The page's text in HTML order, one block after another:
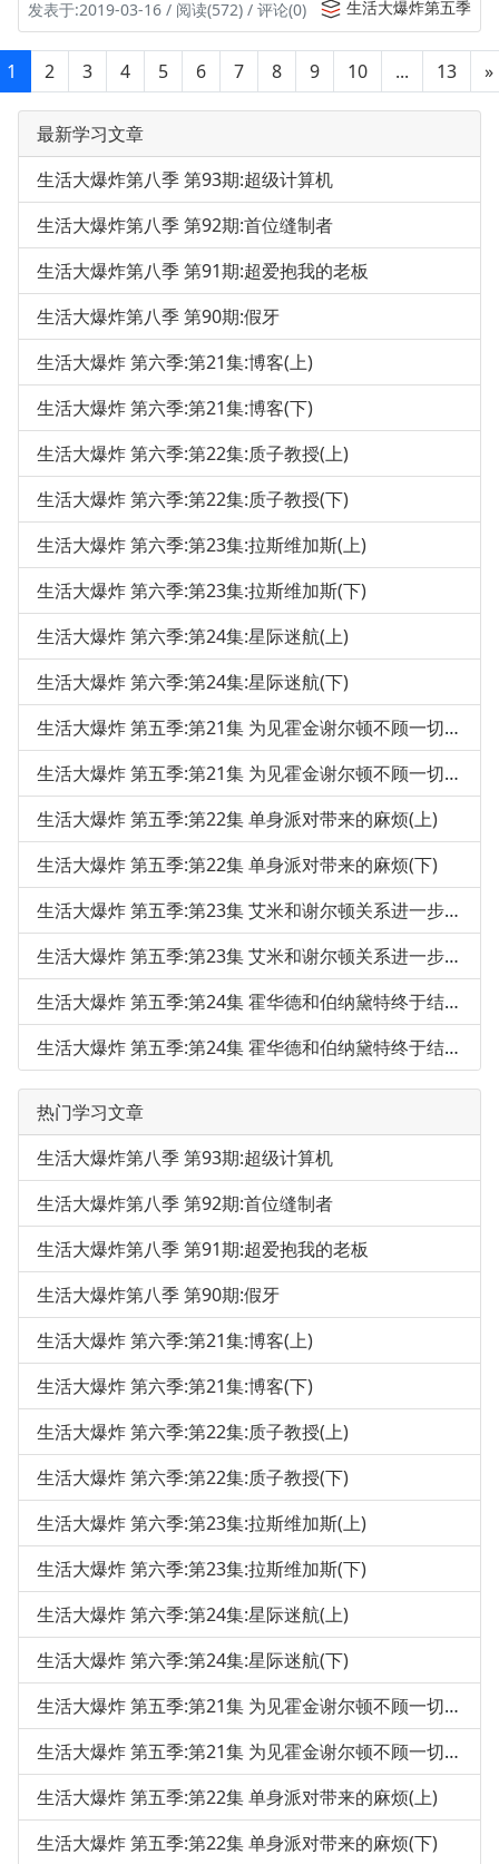
发表于:2019-03-16 / 阅读(572) / 评论(0) 生活大爆炸第五季
1 2 3 4 5 6 7 8 9 10 ... 13 »
最新学习文章
生活大爆炸第八季 第93期:超级计算机
生活大爆炸第八季 第92期:首位缝制者
生活大爆炸第八季 第91期:超爱抱我的老板
生活大爆炸第八季 第90期:假牙
生活大爆炸 第六季:第21集:博客(上)
生活大爆炸 第六季:第21集:博客(下)
生活大爆炸 第六季:第22集:质子教授(上)
生活大爆炸 第六季:第22集:质子教授(下)
生活大爆炸 第六季:第23集:拉斯维加斯(上)
生活大爆炸 第六季:第23集:拉斯维加斯(下)
生活大爆炸 第六季:第24集:星际迷航(上)
生活大爆炸 第六季:第24集:星际迷航(下)
生活大爆炸 第五季:第21集 为见霍金谢尔顿不顾一切(上)
生活大爆炸 第五季:第21集 为见霍金谢尔顿不顾一切(下)
生活大爆炸 第五季:第22集 单身派对带来的麻烦(上)
生活大爆炸 第五季:第22集 单身派对带来的麻烦(下)
生活大爆炸 第五季:第23集 艾米和谢尔顿关系进一步发展(上)
生活大爆炸 第五季:第23集 艾米和谢尔顿关系进一步发展(下)
生活大爆炸 第五季:第24集 霍华德和伯纳黛特终于结婚啦(上)
生活大爆炸 第五季:第24集 霍华德和伯纳黛特终于结婚啦(下)
热门学习文章
生活大爆炸第八季 第93期:超级计算机
生活大爆炸第八季 第92期:首位缝制者
生活大爆炸第八季 第91期:超爱抱我的老板
生活大爆炸第八季 第90期:假牙
生活大爆炸 第六季:第21集:博客(上)
生活大爆炸 第六季:第21集:博客(下)
生活大爆炸 第六季:第22集:质子教授(上)
生活大爆炸 第六季:第22集:质子教授(下)
生活大爆炸 第六季:第23集:拉斯维加斯(上)
生活大爆炸 第六季:第23集:拉斯维加斯(下)
生活大爆炸 第六季:第24集:星际迷航(上)
生活大爆炸 第六季:第24集:星际迷航(下)
生活大爆炸 第五季:第21集 为见霍金谢尔顿不顾一切(上)
生活大爆炸 第五季:第21集 为见霍金谢尔顿不顾一切(下)
生活大爆炸 第五季:第22集 单身派对带来的麻烦(上)
生活大爆炸 第五季:第22集 单身派对带来的麻烦(下)